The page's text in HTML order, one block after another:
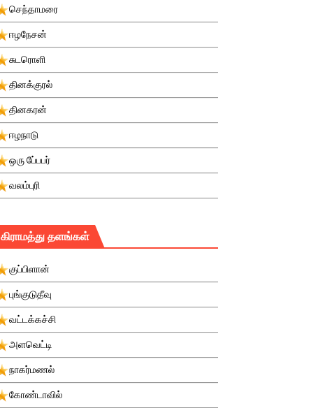
செந்தாமரை
ஈழநேசன்
சுடரொளி
தினக்குரல்
தினகரன்
ஈழநாடு
ஒரு பே்பபர்
வலம்புரி
கிராமத்து தளங்கள்
குப்பிளான்
புங்குடுதீவு
வட்டக்கச்சி
அளவெட்டி
நாகர்மணல்
கோண்டாவில்